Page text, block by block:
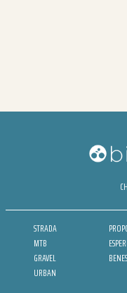
STRADA
MTB
GRAVEL
URBAN